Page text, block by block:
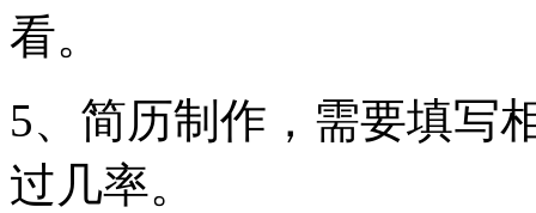
看。
5、简历制作，需要填写
过几率。